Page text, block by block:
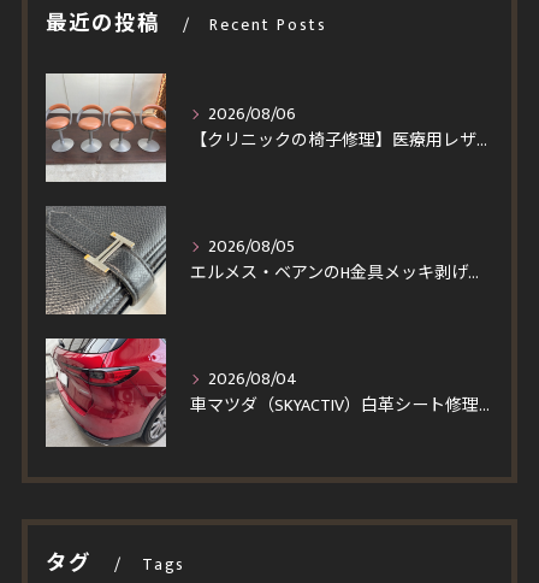
最近の投稿 Recent Posts
2026/08/06
【クリニックの椅子修理】医療用レザーへ張り替え！買い替えより安くイトーキ回転チェア4脚を即日対応
2026/08/05
エルメス・ベアンのH金具メッキ剥げを修理！一度縫製を解いて仕上げる輝く再メッキと角スレ・コバ修復事例
2026/08/04
車マツダ（SKYACTIV）白革シート修理｜汚れを落とそうとしてベタついた座面・パンチングレザーの塗装再生事例
タグ Tags